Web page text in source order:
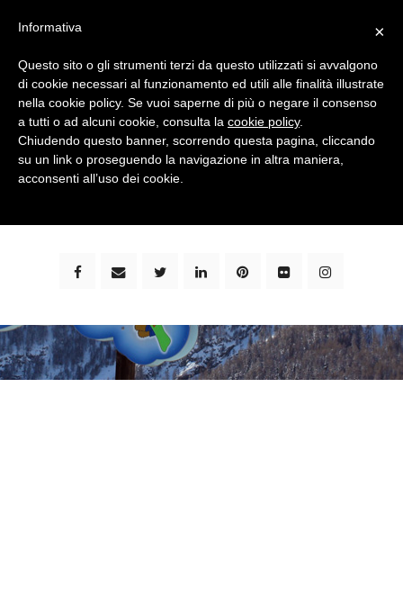
bimbi e viaggi - family travel blog: community #1 in
×
Informativa
Questo sito o gli strumenti terzi da questo utilizzati si avvalgono
di cookie necessari al funzionamento ed utili alle finalità illustrate
nella cookie policy. Se vuoi saperne di più o negare il consenso
a tutti o ad alcuni cookie, consulta la cookie policy.
Chiudendo questo banner, scorrendo questa pagina, cliccando
su un link o proseguendo la navigazione in altra maniera,
acconsenti all’uso dei cookie.